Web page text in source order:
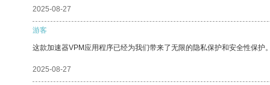
2025-08-27
游客
这款加速器VPM应用程序已经为我们带来了无限的隐私保护和安全性保护。
2025-08-27